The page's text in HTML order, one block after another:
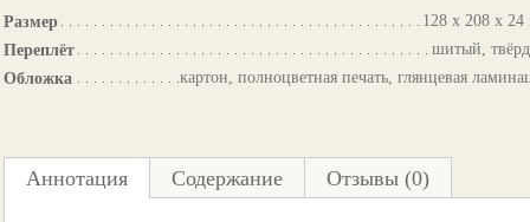
Размер
128 х 208 х
Переплёт
шитый,
Обложка
картон, полноцветная печать, глянцевая
Аннотация Содержание Отзывы (0)